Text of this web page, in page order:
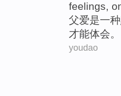
feelings,
父爱是一种
才能体会。
youdao